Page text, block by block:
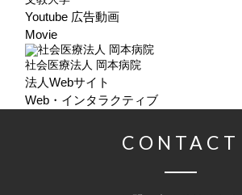
Youtube 広告動画
Movie
社会医療法人 岡本病院
法人Webサイト
Web・インタラクティブ
CONTACT